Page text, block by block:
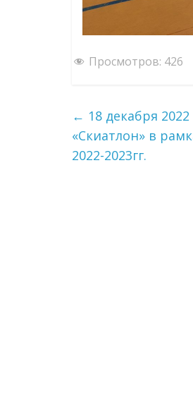
Просмотров: 426
← 18 декабря
«Скиатлон» в
2022-2023гг.